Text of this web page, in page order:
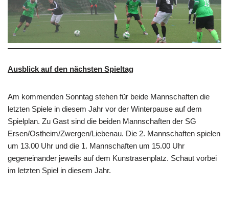
Ausblick auf den nächsten Spieltag
Am kommenden Sonntag stehen für beide Mannschaften die
letzten Spiele in diesem Jahr vor der Winterpause auf dem
Spielplan. Zu Gast sind die beiden Mannschaften der SG
Ersen/Ostheim/Zwergen/Liebenau. Die 2. Mannschaften spielen
um 13.00 Uhr und die 1. Mannschaften um 15.00 Uhr
gegeneinander jeweils auf dem Kunstrasenplatz. Schaut vorbei
im letzten Spiel in diesem Jahr.